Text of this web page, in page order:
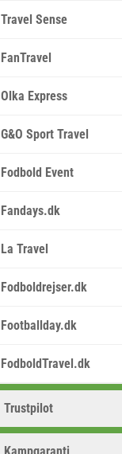
Travel Sense
FanTravel
Olka Express
G&O Sport Travel
Fodbold Event
Fandays.dk
La Travel
Fodboldrejser.dk
Footballday.dk
FodboldTravel.dk
Trustpilot